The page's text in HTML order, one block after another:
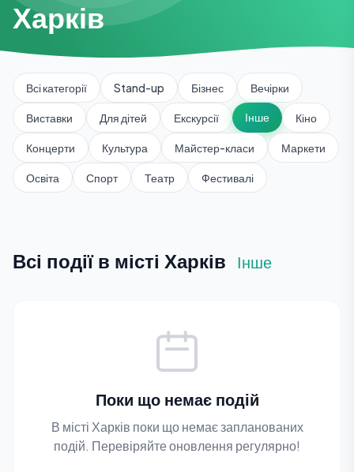
Харків
Всі категорії Stand-up Бізнес Вечірки
Виставки Для дітей Екскурсії Інше Кіно
Концерти Культура Майстер-класи Маркети
Освіта Спорт Театр Фестивалі
Всі події в місті Харків Інше
Поки що немає подій
В місті Харків поки що немає запланованих
подій. Перевіряйте оновлення регулярно!